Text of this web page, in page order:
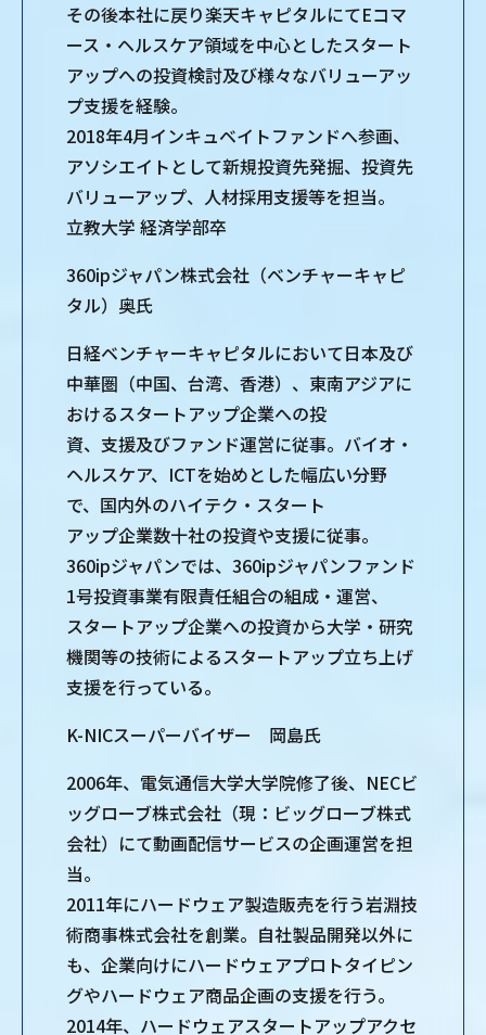
その後本社に戻り楽天キャピタルにてEコマ
ース・ヘルスケア領域を中心としたスタート
アップへの投資検討及び様々なバリューアッ
プ支援を経験。
2018年4月インキュベイトファンドへ参画、
アソシエイトとして新規投資先発掘、投資先
バリューアップ、人材採用支援等を担当。
立教大学 経済学部卒
360ipジャパン株式会社（ベンチャーキャピ
タル）奥氏
日経ベンチャーキャピタルにおいて日本及び
中華圏（中国、台湾、香港）、東南アジアに
おけるスタートアップ企業への投
資、支援及びファンド運営に従事。バイオ・
ヘルスケア、ICTを始めとした幅広い分野
で、国内外のハイテク・スタート​
アップ企業数十社の投資や支援に従事。
360ipジャパンでは、360ipジャパンファンド
1号投資事業有限責任組合の組成・運営、
スタートアップ企業への投資から大学・研究
機関等の技術によるスタートアップ立ち上げ
支援を行っている。
K-NICスーパーバイザー 岡島氏
2006年、電気通信大学大学院修了後、NECビ
ッグローブ株式会社（現：ビッグローブ株式
会社）にて動画配信サービスの企画運営を担
当。
2011年にハードウェア製造販売を行う岩淵技
術商事株式会社を創業。自社製品開発以外に
も、企業向けにハードウェアプロトタイピン
グやハードウェア商品企画の支援を行う。
2014年、ハードウェアスタートアップアクセ